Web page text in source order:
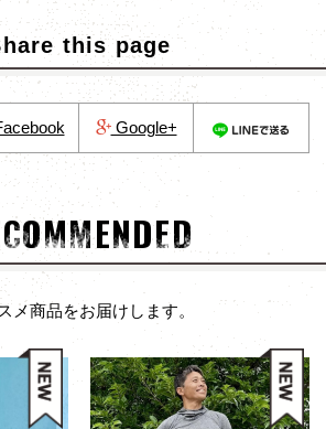
this page
Google+
メ商品をお届けします。